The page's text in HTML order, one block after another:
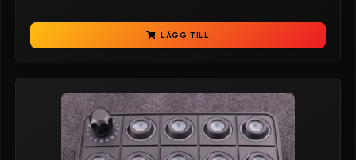
LÄGG TILL